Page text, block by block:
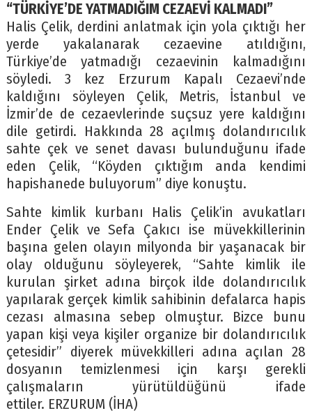
“TÜRKİYE’DE YATMADIĞIM CEZAEVİ KALMADI”
Halis Çelik, derdini anlatmak için yola çıktığı her
yerde yakalanarak cezaevine atıldığını,
Türkiye’de yatmadığı cezaevinin kalmadığını
söyledi. 3 kez Erzurum Kapalı Cezaevi’nde
kaldığını söyleyen Çelik, Metris, İstanbul ve
İzmir’de de cezaevlerinde suçsuz yere kaldığını
dile getirdi. Hakkında 28 açılmış dolandırıcılık
sahte çek ve senet davası bulunduğunu ifade
eden Çelik, “Köyden çıktığım anda kendimi
hapishanede buluyorum” diye konuştu.
Sahte kimlik kurbanı Halis Çelik’in avukatları
Ender Çelik ve Sefa Çakıcı ise müvekkillerinin
başına gelen olayın milyonda bir yaşanacak bir
olay olduğunu söyleyerek, “Sahte kimlik ile
kurulan şirket adına birçok ilde dolandırıcılık
yapılarak gerçek kimlik sahibinin defalarca hapis
cezası almasına sebep olmuştur. Bizce bunu
yapan kişi veya kişiler organize bir dolandırıcılık
çetesidir” diyerek müvekkilleri adına açılan 28
dosyanın temizlenmesi için karşı gerekli
çalışmaların yürütüldüğünü ifade
ettiler. ERZURUM (İHA)